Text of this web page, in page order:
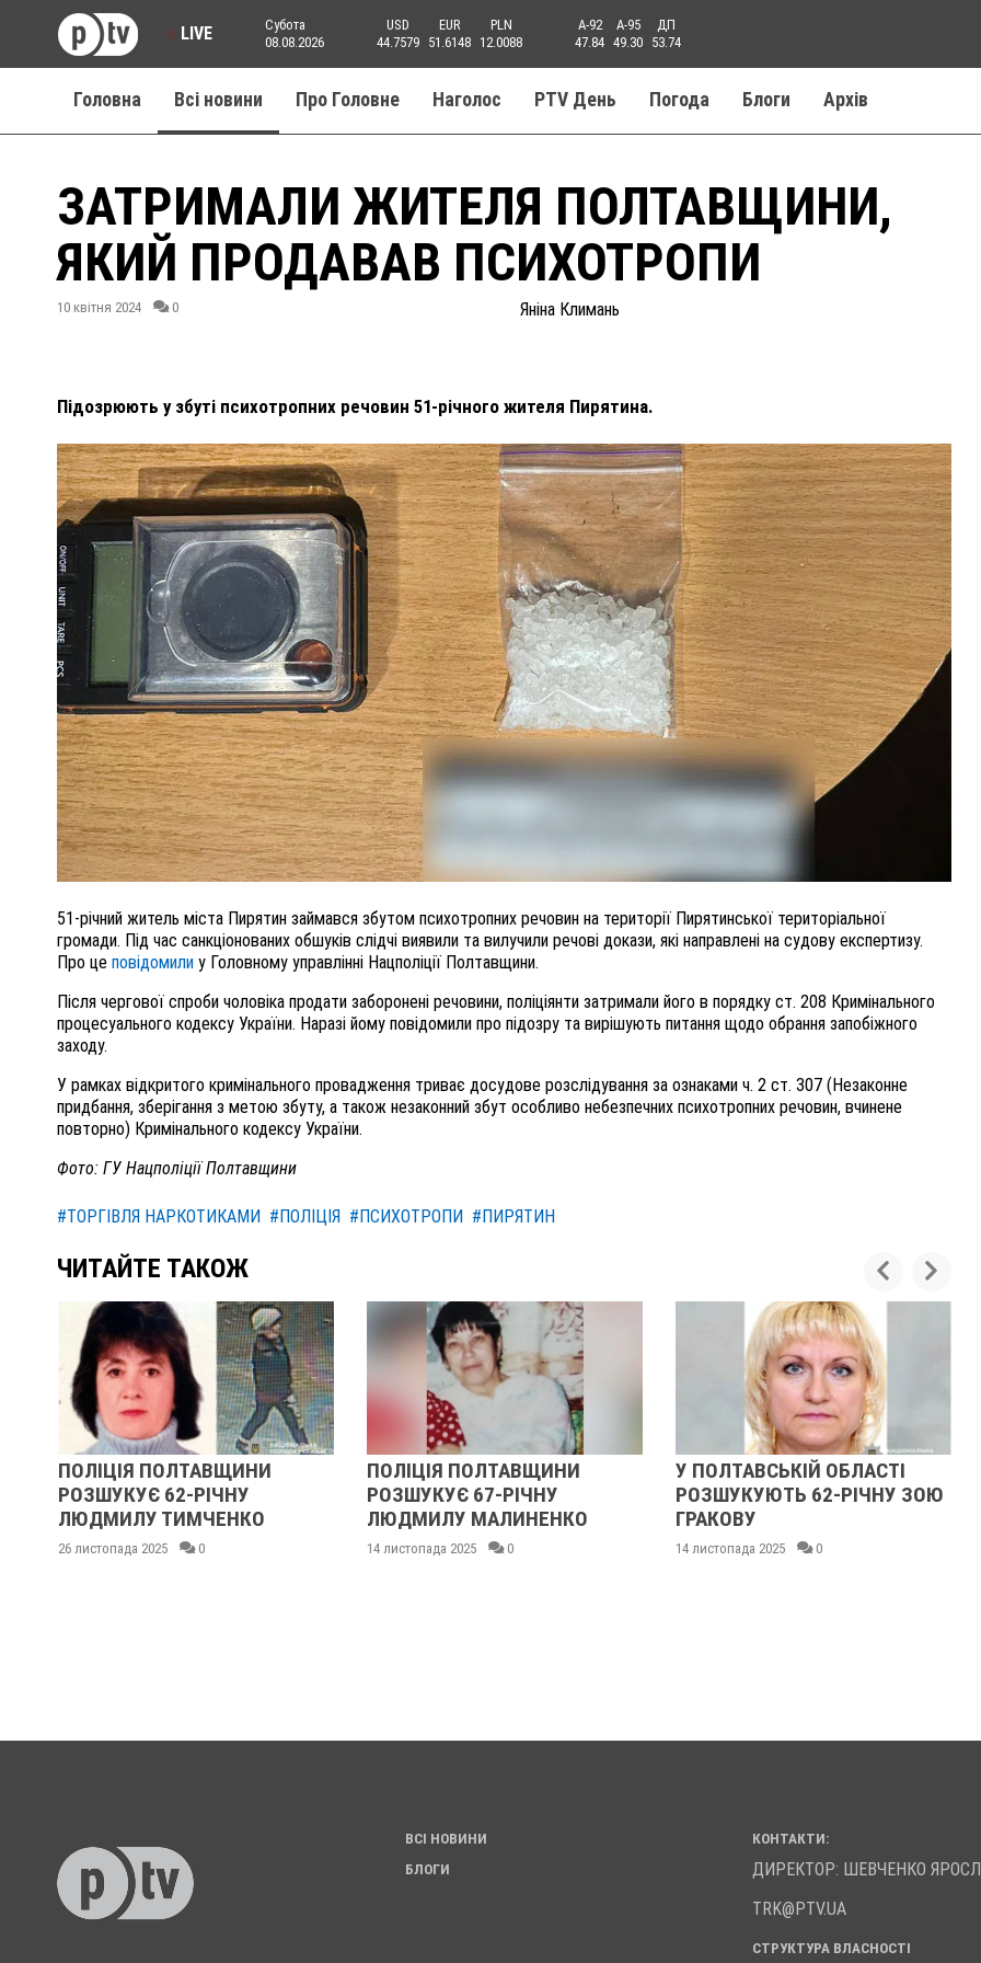
LIVE
Субота
08.08.2026
USD
44.7579
EUR
51.6148
PLN
12.0088
A-92
47.84
A-95
49.30
ДП
53.74
Головна Всі новини Про Головне Наголос PTV День Погода Блоги Aрхів
ЗАТРИМАЛИ ЖИТЕЛЯ ПОЛТАВЩИНИ,
ЯКИЙ ПРОДАВАВ ПСИХОТРОПИ
10 квітня 2024 0 Яніна Климань
Підозрюють у збуті психотропних речовин 51-річного жителя Пирятина.
51-річний житель міста Пирятин займався збутом психотропних речовин на території Пирятинської територіальної
громади. Під час санкціонованих обшуків слідчі виявили та вилучили речові докази, які направлені на судову експертизу.
Про це повідомили у Головному управлінні Нацполіції Полтавщини.
Після чергової спроби чоловіка продати заборонені речовини, поліціянти затримали його в порядку ст. 208 Кримінального
процесуального кодексу України. Наразі йому повідомили про підозру та вирішують питання щодо обрання запобіжного
заходу.
У рамках відкритого кримінального провадження триває досудове розслідування за ознаками ч. 2 ст. 307 (Незаконне
придбання, зберігання з метою збуту, а також незаконний збут особливо небезпечних психотропних речовин, вчинене
повторно) Кримінального кодексу України.
Фото: ГУ Нацполіції Полтавщини
#ТОРГІВЛЯ НАРКОТИКАМИ #ПОЛІЦІЯ #ПСИХОТРОПИ #ПИРЯТИН
ЧИТАЙТЕ ТАКОЖ
ПОЛІЦІЯ ПОЛТАВЩИНИ
РОЗШУКУЄ 62-РІЧНУ
ЛЮДМИЛУ ТИМЧЕНКО
26 листопада 2025 0
ПОЛІЦІЯ ПОЛТАВЩИНИ
РОЗШУКУЄ 67-РІЧНУ
ЛЮДМИЛУ МАЛИНЕНКО
14 листопада 2025 0
У ПОЛТАВСЬКІЙ ОБЛАСТІ
РОЗШУКУЮТЬ 62-РІЧНУ ЗОЮ
ГРАКОВУ
14 листопада 2025 0
ПОЛІЦІЯ ПОЛТАВЩИНИ РОЗШУКУЄ 62-РІЧНУ
ЛЮДМИЛУ ТИМЧЕНКО
26 листопада 2025 0
ВНАСЛІДОК ПОРАНЕНЬ, ОТРИМАНИХ НА ВІЙНІ,
ПОМЕР ВОЇН ЮРІЙ ВОЙТИК
ВСІ НОВИНИ
БЛОГИ
КОНТАКТИ:
ДИРЕКТОР: ШЕВЧЕНКО
TRK@PTV.UA
СТРУКТУРА ВЛАСНОСТІ